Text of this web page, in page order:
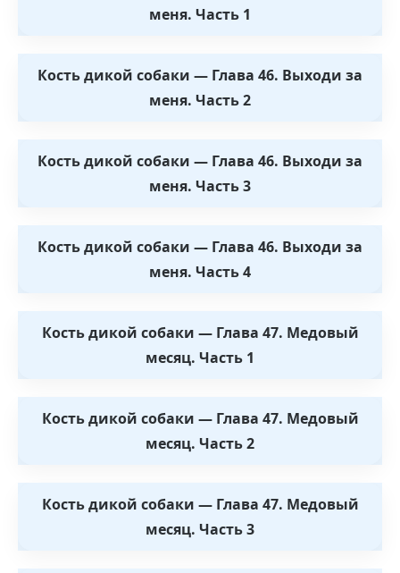
меня. Часть 1
Кость дикой собаки — Глава 46. Выходи за
меня. Часть 2
Кость дикой собаки — Глава 46. Выходи за
меня. Часть 3
Кость дикой собаки — Глава 46. Выходи за
меня. Часть 4
Кость дикой собаки — Глава 47. Медовый
месяц. Часть 1
Кость дикой собаки — Глава 47. Медовый
месяц. Часть 2
Кость дикой собаки — Глава 47. Медовый
месяц. Часть 3